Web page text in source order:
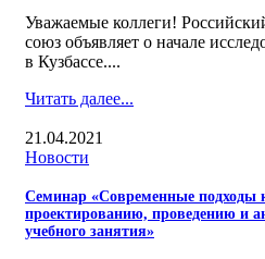
Уважаемые коллеги!
союз объявляет о начале
в Кузбассе....
Читать далее...
21.04.2021
Новости
Семинар «Современные подходы
проектированию, проведению и
учебного занятия»